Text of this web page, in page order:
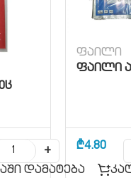
+
დამატება
ფაილი
ფაილი
₾4.80